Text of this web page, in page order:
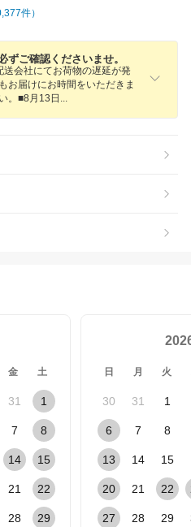
件）
ずご確認くださいませ。
会社にてお荷物の遅延が発
お届けにお時間をいただきま
。■8月13 日
金 土
31 1
7 8
14 15
21 22
28 29
日 月 火
30 31 1
6 7 8
13 14 15
20 21 22
27 28 29